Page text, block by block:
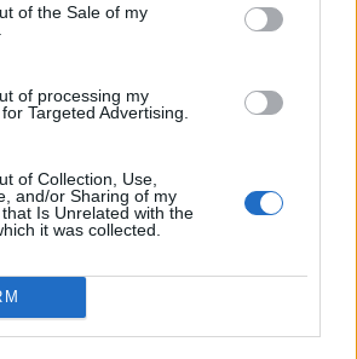
of the Sale of my
of processing my
Targeted Advertising.
of Collection, Use,
and/or Sharing of my
Is Unrelated with the
it was collected.
περισσότερα